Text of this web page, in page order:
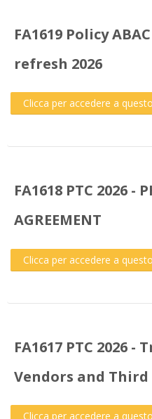
FA1619 Policy
refresh 2026
Clicca per accedere a
FA1618 PTC 2026 -
AGREEMENT
Clicca per accedere a
FA1617 PTC 2026
Vendors and
Clicca per accedere a